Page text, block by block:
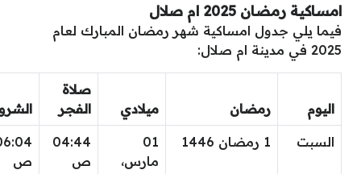
امساكية رمضان 2025 ام صلال
فيما يلي جدول امساكية شهر رمضان المبارك لعام
2025 في مدينة ام صلال:
اليوم رمضان ميلادي
صلاة
الفجر
السبت 1 رمضان 1446
01
مارس،
04:44
ص
ص